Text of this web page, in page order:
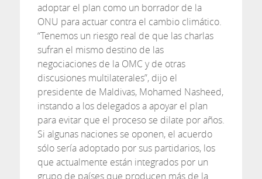
adoptar el plan como un borrador de la
ONU para actuar contra el cambio climático.
“Tenemos un riesgo real de que las charlas
sufran el mismo destino de las
negociaciones de la OMC y de otras
discusiones multilaterales”, dijo el
presidente de Maldivas, Mohamed Nasheed,
instando a los delegados a apoyar el plan
para evitar que el proceso se dilate por años.
Si algunas naciones se oponen, el acuerdo
sólo sería adoptado por sus partidarios, los
que actualmente están integrados por un
grupo de países que producen más de la